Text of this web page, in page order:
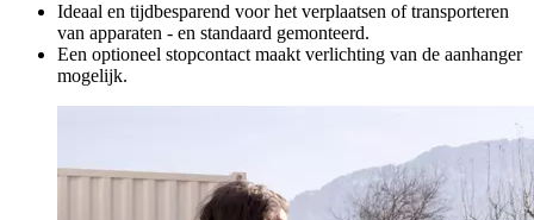
Ideaal en tijdbesparend voor het verplaatsen of transporteren
van apparaten - en standaard gemonteerd.
Een optioneel stopcontact maakt verlichting van de aanhanger
mogelijk.